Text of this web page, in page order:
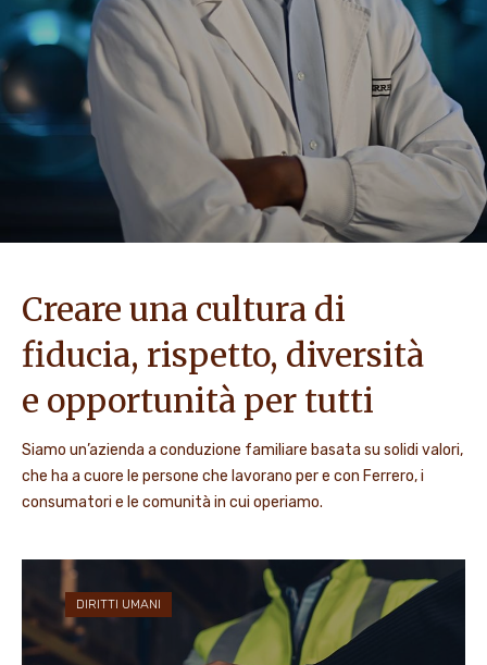
Creare una cultura di
fiducia, rispetto, diversità
e opportunità per tutti
Siamo un’azienda a conduzione familiare basata su solidi valori,
che ha a cuore le persone che lavorano per e con Ferrero, i
consumatori e le comunità in cui operiamo.
DIRITTI UMANI